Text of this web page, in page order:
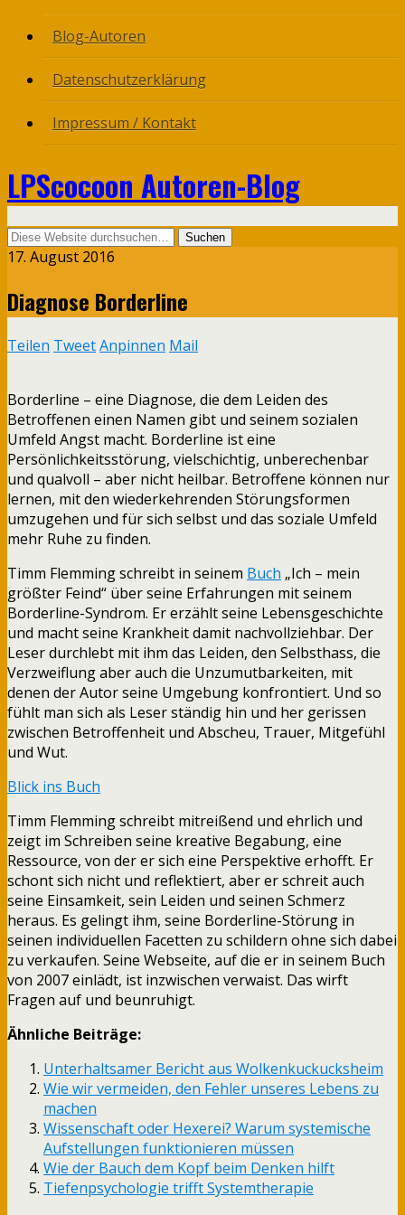
Blog-Autoren
Datenschutzerklärung
Impressum / Kontakt
LPScocoon Autoren-Blog
17. August 2016
Diagnose Borderline
Teilen TweetAnpinnen Mail
Borderline – eine Diagnose, die dem Leiden des
Betroffenen einen Namen gibt und seinem sozialen
Umfeld Angst macht. Borderline ist eine
Persönlichkeitsstörung, vielschichtig, unberechenbar
und qualvoll – aber nicht heilbar. Betroffene können nur
lernen, mit den wiederkehrenden Störungsformen
umzugehen und für sich selbst und das soziale Umfeld
mehr Ruhe zu finden.
Timm Flemming schreibt in seinem Buch „Ich – mein
größter Feind“ über seine Erfahrungen mit seinem
Borderline-Syndrom. Er erzählt seine Lebensgeschichte
und macht seine Krankheit damit nachvollziehbar. Der
Leser durchlebt mit ihm das Leiden, den Selbsthass, die
Verzweiflung aber auch die Unzumutbarkeiten, mit
denen der Autor seine Umgebung konfrontiert. Und so
fühlt man sich als Leser ständig hin und her gerissen
zwischen Betroffenheit und Abscheu, Trauer, Mitgefühl
und Wut.
Blick ins Buch
Timm Flemming schreibt mitreißend und ehrlich und
zeigt im Schreiben seine kreative Begabung, eine
Ressource, von der er sich eine Perspektive erhofft. Er
schont sich nicht und reflektiert, aber er schreit auch
seine Einsamkeit, sein Leiden und seinen Schmerz
heraus. Es gelingt ihm, seine Borderline-Störung in
seinen individuellen Facetten zu schildern ohne sich dabei
zu verkaufen. Seine Webseite, auf die er in seinem Buch
von 2007 einlädt, ist inzwischen verwaist. Das wirft
Fragen auf und beunruhigt.
Ähnliche Beiträge:
Unterhaltsamer Bericht aus Wolkenkuckucksheim
Wie wir vermeiden, den Fehler unseres Lebens zu
machen
Wissenschaft oder Hexerei? Warum systemische
Aufstellungen funktionieren müssen
Wie der Bauch dem Kopf beim Denken hilft
Tiefenpsychologie trifft Systemtherapie